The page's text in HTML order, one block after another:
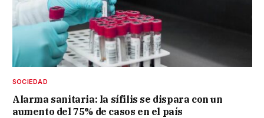
SOCIEDAD
Alarma sanitaria: la sífilis se dispara con un
aumento del 75% de casos en el país